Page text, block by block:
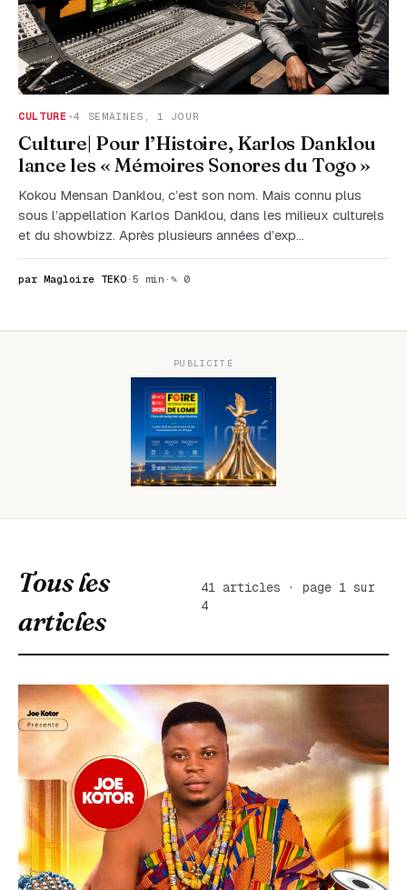
CULTURE ·4 SEMAINES, 1 JOUR
Culture| Pour l’Histoire, Karlos Danklou
lance les « Mémoires Sonores du Togo »
Kokou Mensan Danklou, c’est son nom. Mais connu plus
sous l’appellation Karlos Danklou, dans les milieux culturels
et du showbizz. Après plusieurs années d’exp…
par Magloire TEKO · 5 min · ✎ 0
PUBLICITÉ
Tous les
articles
41 articles · page 1 sur
4